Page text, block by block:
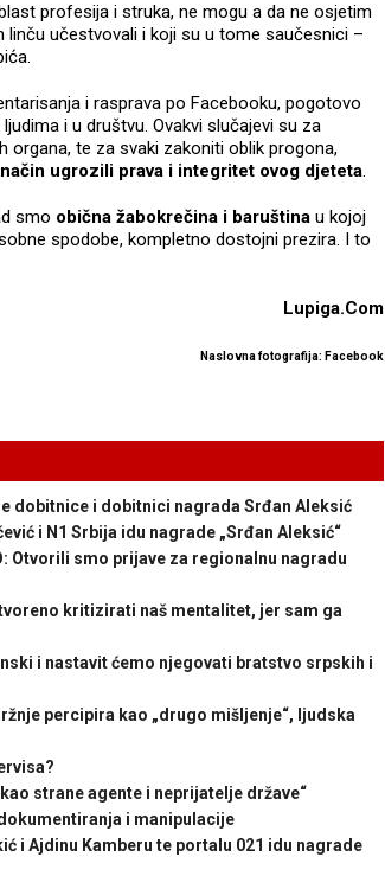
profesija i struka, ne mogu a da ne osjetim
učestvovali i koji su u tome saučesnici –
i rasprava po Facebooku, pogotovo
i u društvu. Ovakvi slučajevi su za
organa, te za svaki zakoniti oblik progona,
ugrozili prava i integritet ovog djeteta.
smo obična žabokrečina i baruština u kojoj
spodobe, kompletno dostojni prezira. I to
Lupiga.Com
Naslovna fotografija: Facebook
dobitnice i dobitnici nagrada Srđan Aleksić
i N1 Srbija idu nagrade „Srđan Aleksić“
Otvorili smo prijave za regionalnu nagradu
kritizirati naš mentalitet, jer sam ga
i nastavit ćemo njegovati bratstvo srpskih i
percipira kao „drugo mišljenje“, ljudska
kao strane agente i neprijatelje države“
dokumentiranja i manipulacije
i Ajdinu Kamberu te portalu 021 idu nagrade